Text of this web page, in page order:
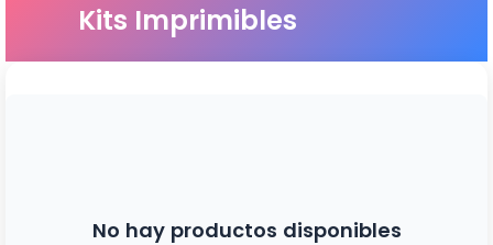
Kits Imprimibles
No hay productos disponibles